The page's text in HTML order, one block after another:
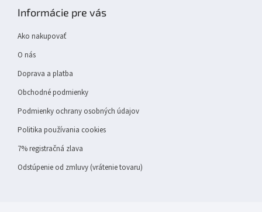
Informácie pre vás
Ako nakupovať
O nás
Doprava a platba
Obchodné podmienky
Podmienky ochrany osobných údajov
Politika používania cookies
7% registračná zlava
Odstúpenie od zmluvy (vrátenie tovaru)